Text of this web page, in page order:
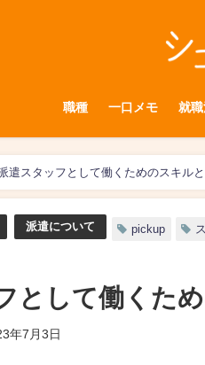
職種 一口メモ 就
遣スタッフとして働くためのスキル
派遣について pickup
として働くた
年7月3日